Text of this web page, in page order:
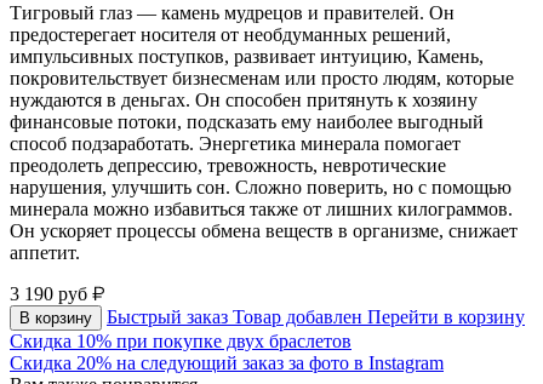
Тигровый глаз — камень мудрецов и правителей. Он
предостерегает носителя от необдуманных решений,
импульсивных поступков, развивает интуицию, Камень,
покровительствует бизнесменам или просто людям, которые
нуждаются в деньгах. Он способен притянуть к хозяину
финансовые потоки, подсказать ему наиболее выгодный
способ подзаработать. Энергетика минерала помогает
преодолеть депрессию, тревожность, невротические
нарушения, улучшить сон. Сложно поверить, но с помощью
минерала можно избавиться также от лишних килограммов.
Он ускоряет процессы обмена веществ в организме, снижает
аппетит.
3 190 руб
В корзину Быстрый заказ Товар добавлен Перейти в корзину
Скидка 10% при покупке двух браслетов
Скидка 20% на следующий заказ за фото в Instagram